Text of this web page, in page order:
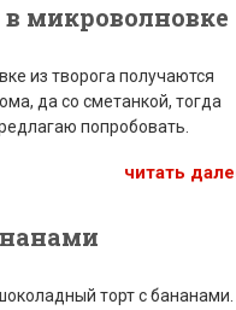
микроволновке
из творога получаются
да со сметанкой, тогда
попробовать.
читать
торт с бананами.